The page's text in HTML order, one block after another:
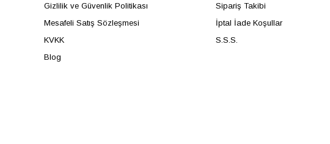
Gizlilik ve Güvenlik Politikası
Mesafeli Satış Sözleşmesi
KVKK
Blog
Sipariş Takibi
İptal İade Koşullar
S.S.S.